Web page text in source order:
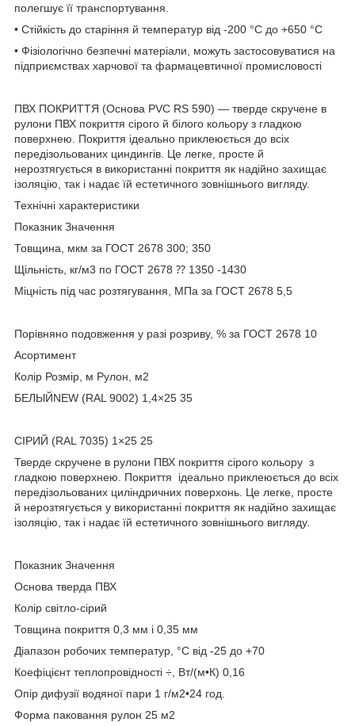
полегшує її транспортування.
• Стійкість до старіння й температур від -200 °C до +650 °C
• Фізіологічно безпечні матеріали, можуть застосовуватися на
підприємствах харчової та фармацевтичної промисловості
ПВХ ПОКРИТТЯ (Основа PVC RS 590) — тверде скручене в
рулони ПВХ покриття сірого й білого кольору з гладкою
поверхнею. Покриття ідеально приклеюється до всіх
передізольованих циндингів. Це легке, просте й
нерозтягується в використанні покриття як надійно захищає
ізоляцію, так і надає їй естетичного зовнішнього вигляду.
Технічні характеристики
Показник Значення
Товщина, мкм за ГОСТ 2678 300; 350
Щільність, кг/м3 по ГОСТ 2678 ⁇ 1350 -1430
Міцність під час розтягування, МПа за ГОСТ 2678 5,5
Порівняно подовження у разі розриву, % за ГОСТ 2678 10
Асортимент
Колір Розмір, м Рулон, м2
БЕЛЫЙNEW (RAL 9002) 1,4×25 35
СІРИЙ (RAL 7035) 1×25 25
Тверде скручене в рулони ПВХ покриття сірого кольору з
гладкою поверхнею. Покриття ідеально приклеюється до всіх
передізольованих циліндричних поверхонь. Це легке, просте
й нерозтягується у використанні покриття як надійно захищає
ізоляцію, так і надає їй естетичного зовнішнього вигляду.
Показник Значення
Основа тверда ПВХ
Колір світло-сірий
Товщина покриття 0,3 мм і 0,35 мм
Діапазон робочих температур, °C від -25 до +70
Коефіцієнт теплопровідності ÷, Вт/(м•К) 0,16
Опір дифузії водяної пари 1 г/м2•24 год.
Форма паковання рулон 25 м2